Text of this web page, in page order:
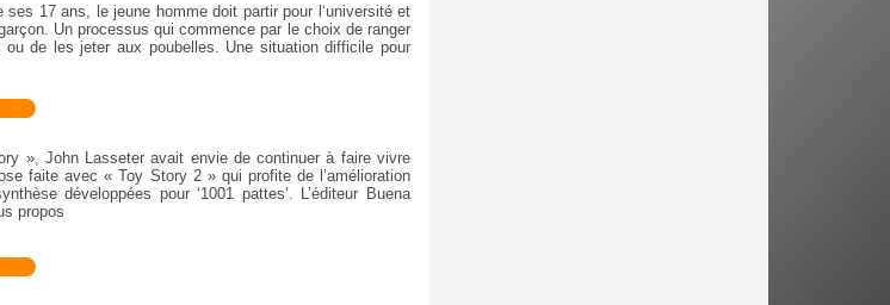
17 ans, le jeune homme doit partir pour l‘université et
Un processus qui commence par le choix de ranger
ou de les jeter aux poubelles. Une situation difficile pour
», John Lasseter avait envie de continuer à faire vivre
faite avec « Toy Story 2 » qui profite de l’amélioration
développées pour ‘1001 pattes’. L’éditeur Buena
propos